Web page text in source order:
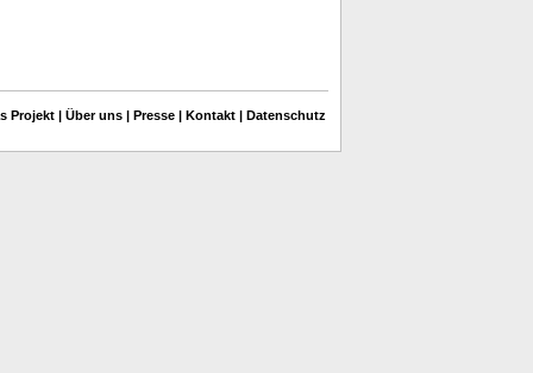
Projekt | Über uns | Presse | Kontakt | Datenschutz